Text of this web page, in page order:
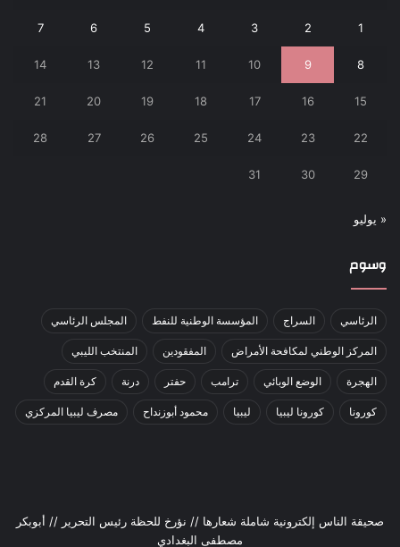
1
2
3
4
5
6
7
8
9
10
11
12
13
14
15
16
17
18
19
20
21
22
23
24
25
26
27
28
29
30
31
« يوليو
وسوم
الرئاسي السراج المؤسسة الوطنية للنفط المجلس الرئاسي
المركز الوطني لمكافحة الأمراض المفقودين المنتخب الليبي
الهجرة الوضع الوبائي ترامب حفتر درنة كرة القدم
كورونا كورونا ليبيا ليبيا محمود أبوزنداح مصرف ليبيا المركزي
صحيقة الناس إلكترونية شاملة شعارها // نؤرخ للحظة رئيس التحرير // أبوبكر
مصطفى البغدادي